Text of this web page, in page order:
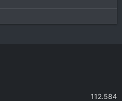
112.584